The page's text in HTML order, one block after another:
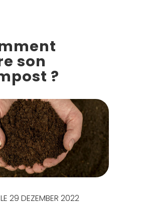
son
?
29 DEZEMBER 2022